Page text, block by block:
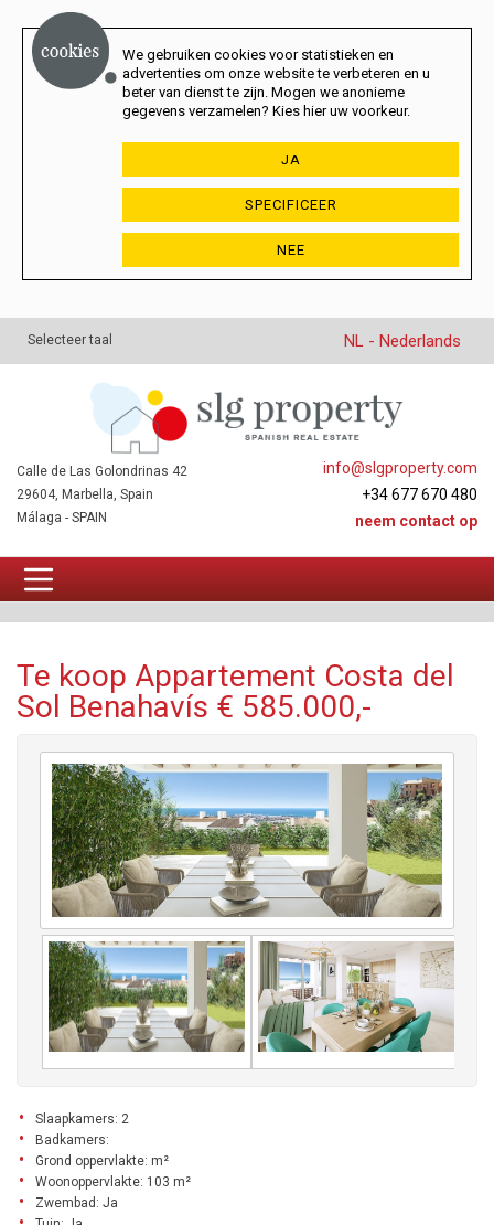
We gebruiken cookies voor statistieken en
advertenties om onze website te verbeteren en u
beter van dienst te zijn. Mogen we anonieme
gegevens verzamelen? Kies hier uw voorkeur.
JA
SPECIFICEER
NEE
Selecteer taal NL - Nederlands
info@slgproperty.com
+34 677 670 480
neem contact op
Calle de Las Golondrinas 42
29604, Marbella, Spain
Málaga - SPAIN
Te koop Appartement Costa del
Sol Benahavís € 585.000,-
Slaapkamers: 2
Badkamers:
Grond oppervlakte: m²
Woonoppervlakte: 103 m²
Zwembad: Ja